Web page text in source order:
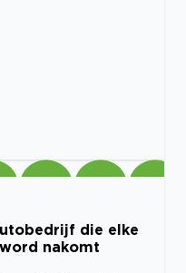
die elke
nakomt